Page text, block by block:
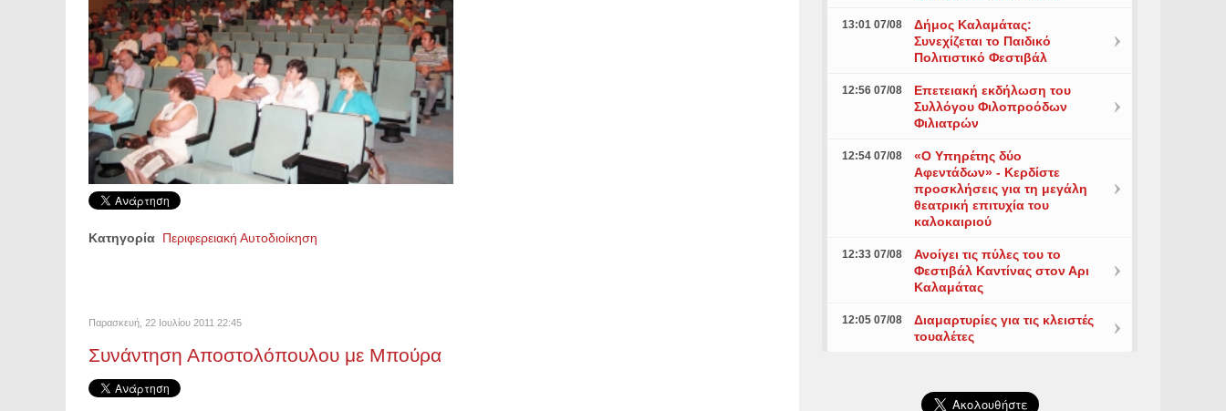
Κατηγορία Περιφερειακή Αυτοδιοίκηση
Παρασκευή, 22 Ιουλίου 2011 22:45
Συνάντηση Αποστολόπουλου με Μπούρα
13:01 07/08
Δήμος Καλαμάτας:
Συνεχίζεται το Παιδικό
Πολιτιστικό Φεστιβάλ
12:56 07/08
Επετειακή εκδήλωση του
Συλλόγου Φιλοπροόδων
Φιλιατρών
12:54 07/08
«Ο Υπηρέτης δύο
Αφεντάδων» - Κερδίστε
προσκλήσεις για τη μεγάλη
θεατρική επιτυχία του
καλοκαιριού
12:33 07/08
Ανοίγει τις πύλες του το
Φεστιβάλ Καντίνας στον Αρι
Καλαμάτας
12:05 07/08
Διαμαρτυρίες για τις κλειστές
τουαλέτες